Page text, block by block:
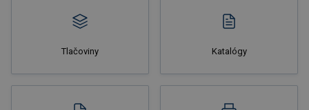
Tlačoviny Katalógy